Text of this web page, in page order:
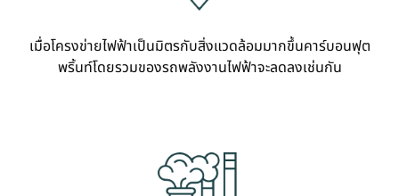
เมื่อโครงข่ายไฟฟ้าเป็นมิตรกับสิ่งแวดล้อมมากขึ้นคาร์บอนฟุต
พริ้นท์โดยรวมของรถพลังงานไฟฟ้าจะลดลงเช่นกัน